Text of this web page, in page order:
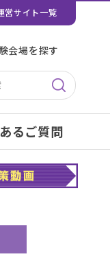
営サイト一覧
会場を探す
るご質問